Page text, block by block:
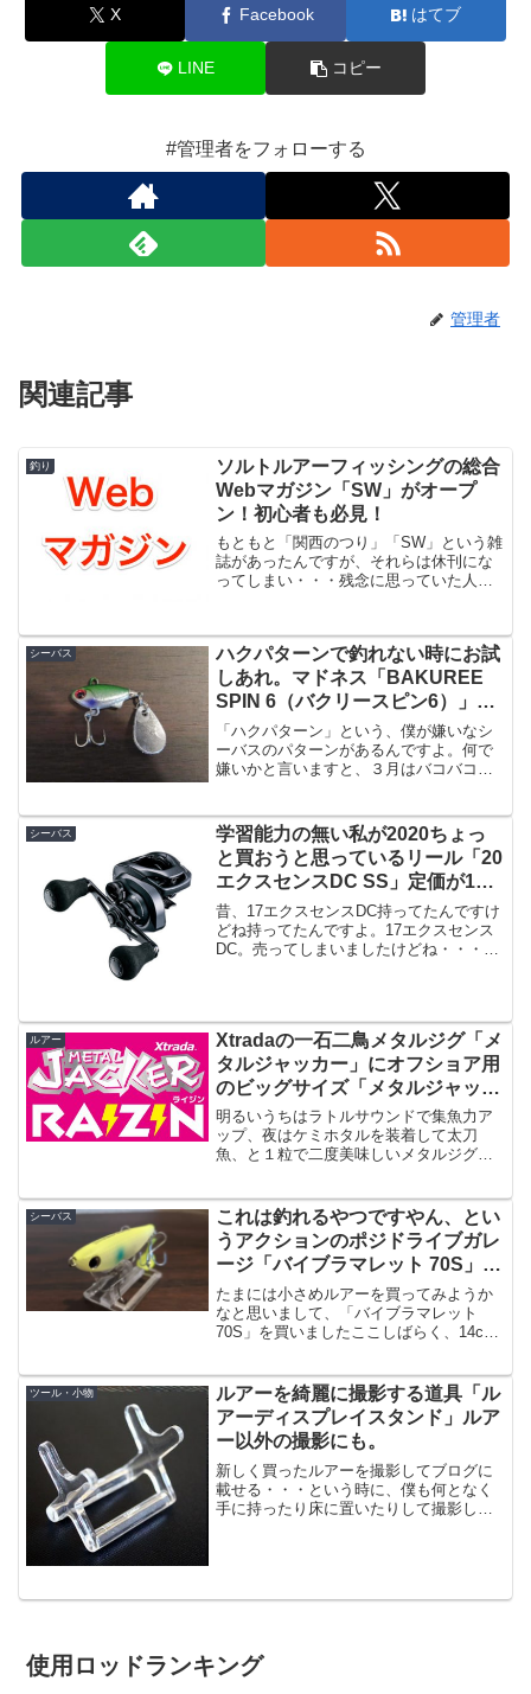
X Facebook はてブ
LINE コピー
#管理者をフォローする
管理者
関連記事
釣り
ソルトルアーフィッシングの総合
Webマガジン「SW」がオープ
ン！初心者も必見！
もともと「関西のつり」「SW」という雑
誌があったんですが、それらは休刊にな
ってしまい・・・残念に思っていた人も
ガジン「SW」がオープン！Webマガジン
ということで、誰...
シーバス
ハクパターンで釣れない時にお試
しあれ。マドネス「BAKUREE
SPIN 6（バクリースピン6）」の
インプレ。
「ハクパターン」という、僕が嫌いなシ
ーバスのパターンがあるんですよ。何で
嫌いかと言いますと、３月はバコバコ釣
ばあたりまでで「決まって釣れる」パタ
ーンを見いだせていないの...
シーバス
学習能力の無い私が2020ちょっ
と買おうと思っているリール「20
エクスセンスDC SS」定価が17
エクスセンスDCの約半額です
よ。
昔、17エクスセンスDC持ってたんですけ
どね持ってたんですよ。17エクスセンス
DC。売ってしまいましたけどね・・・。
行終了」みたい...
ルアー
Xtradaの一石二鳥メタルジグ「メ
タルジャッカー」にオフショア用
のビッグサイズ「メタルジャッカ
ー RAIZIN（ライジン）」が追
加！
明るいうちはラトルサウンドで集魚力ア
ップ、夜はケミホタルを装着して太刀
魚、と１粒で二度美味しいメタルジグ
タルジャッカー RAIZIN（ライジン）」オ
フショアでも渋い時の...
シーバス
これは釣れるやつですやん、とい
うアクションのポジドライブガレ
ージ「バイブラマレット 70S」の
インプレ
たまには小さめルアーを買ってみようか
なと思いまして、「バイブラマレット
70S」を買いましたここしばらく、14cm
ると全然釣れねえ・・という事態に陥っ
ています。まあセイ...
ツール・小物
ルアーを綺麗に撮影する道具「ル
アーディスプレイスタンド」ルア
ー以外の撮影にも。
新しく買ったルアーを撮影してブログに
載せる・・・という時に、僕も何となく
手に持ったり床に置いたりして撮影して
使用ロッドランキング